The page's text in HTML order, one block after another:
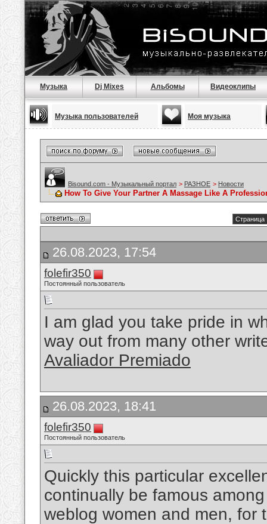
Музыка Dj Mixes Альбомы Видеоклипы
Музыка пользователей Моя музыка
Bisound.com - Музыкальный портал > РАЗНОЕ > Новости
How To Give Your Partner A Massage Like A
Страница
26.08.2023, 17:54
folefir350
Постоянный пользователь
I am glad you take pride in
way out from many other
Avaliador Premiado
26.08.2023, 18:41
folefir350
Постоянный пользователь
Quickly this particular
continually be famous
weblog women and men, for